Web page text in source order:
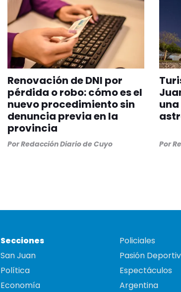
Renovación de DNI por
pérdida o robo: cómo es el
nuevo procedimiento sin
denuncia previa en la
provincia
PorRedacción Diario de Cuyo Por
Secciones
San Juan
Política
Economía
Policiales
Pasión
Espectáculos
Argentina